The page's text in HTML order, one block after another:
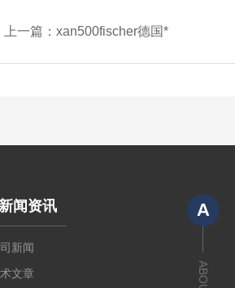
上一篇：xan500fischer德国*
闻资讯
新闻
文章
A